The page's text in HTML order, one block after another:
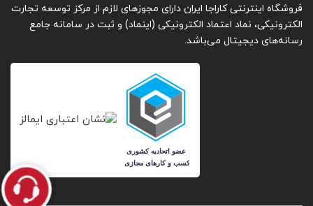
فروشگاه اینترنتی کاراجا ایران دارای مجوزهای لازم از مرکز توسعه تجارت
الکترونیکی، نماد اعتماد الکترونیکی (اینماد) و ثبت در سامانه جامع
رسانه‌های دیجیتال می‌باشد.